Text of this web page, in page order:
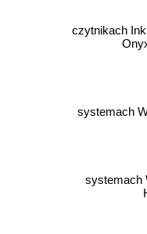
czytnikach
systemach
systemach